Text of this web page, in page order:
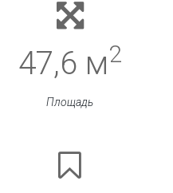
47,6 м2
Площадь